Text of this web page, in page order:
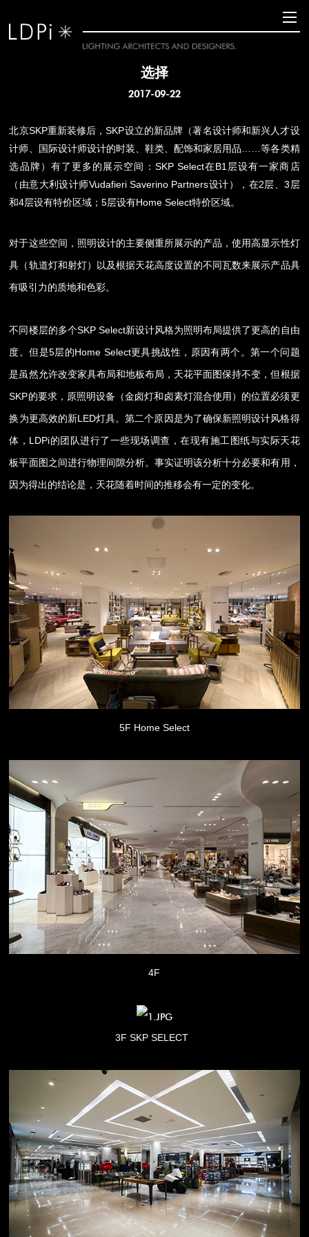
选择
2017-09-22
北京SKP重新装修后，SKP设立的新品牌（著名设计师和新兴人才设
计师、国际设计师设计的时装、鞋类、配饰和家居用品 ……等各类精
选品牌）有了更多的展示空间： SKP Select在B1 层设有一家商店
（由意大利设计师Vudafieri Saverino Partners设计），在2层、3 层
和4层设有特价区域；5层设有Home Select特价区域。
对于这些空间，照明设计的主要侧重所展示的产品，使用高显示性灯
具（轨道灯和射灯）以及根据天花高度设置的不同瓦数来展示产品具
有吸引力的质地和色彩。
不同楼层的多个SKP Select新设计风格为照明布局提供了更高的自由
度。但是5层的Home Select更具挑战性，原因有两个。第一个问题
是虽然允许改变家具布局和地板布局，天花平面图保持不变，但根据
SKP的要求，原照明设备（金卤灯和卤素灯混合使用）的位置必须更
换为更高效的新LED灯具。第二个原因是为了确保新照明设计风格得
体，LDPi的团队进行了一些现场调查，在现有施工图纸与实际天花
板平面图之间进行物理间隙分析。事实证明该分析十分必要和有用，
因为得出的结论是，天花随着时间的推移会有一定的变化。
5F Home Select
4F
3F SKP SELECT